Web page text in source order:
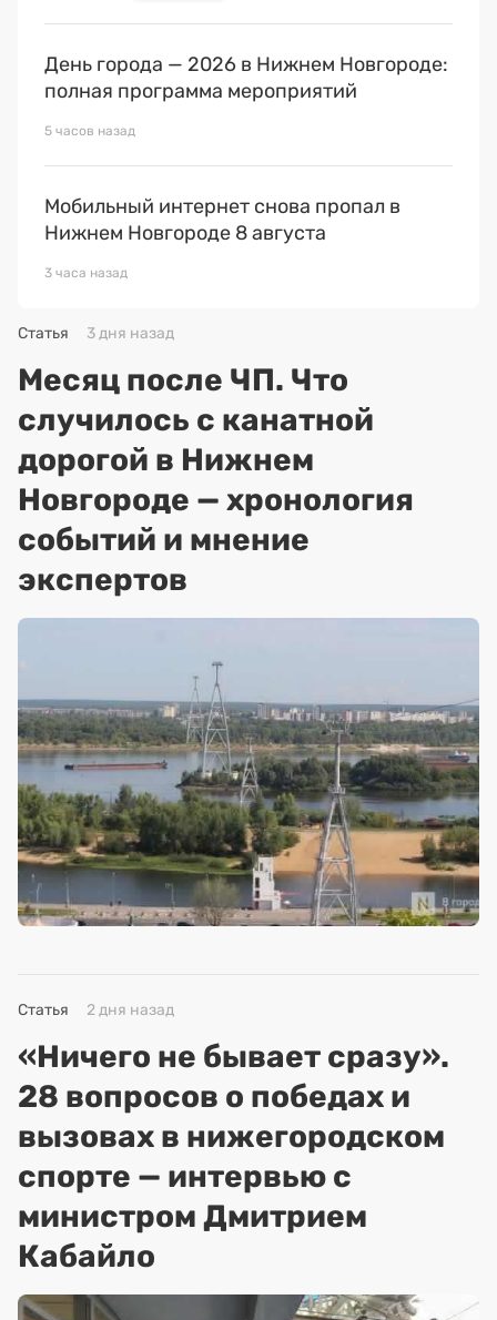
День города — 2026 в Нижнем Новгороде:
полная программа мероприятий
5 часов назад
Мобильный интернет снова пропал в
Нижнем Новгороде 8 августа
3 часа назад
Статья 3 дня назад
Месяц после ЧП. Что
случилось с канатной
дорогой в Нижнем
Новгороде — хронология
событий и мнение
экспертов
Статья 2 дня назад
«Ничего не бывает сразу».
28 вопросов о победах и
вызовах в нижегородском
спорте — интервью с
министром Дмитрием
Кабайло